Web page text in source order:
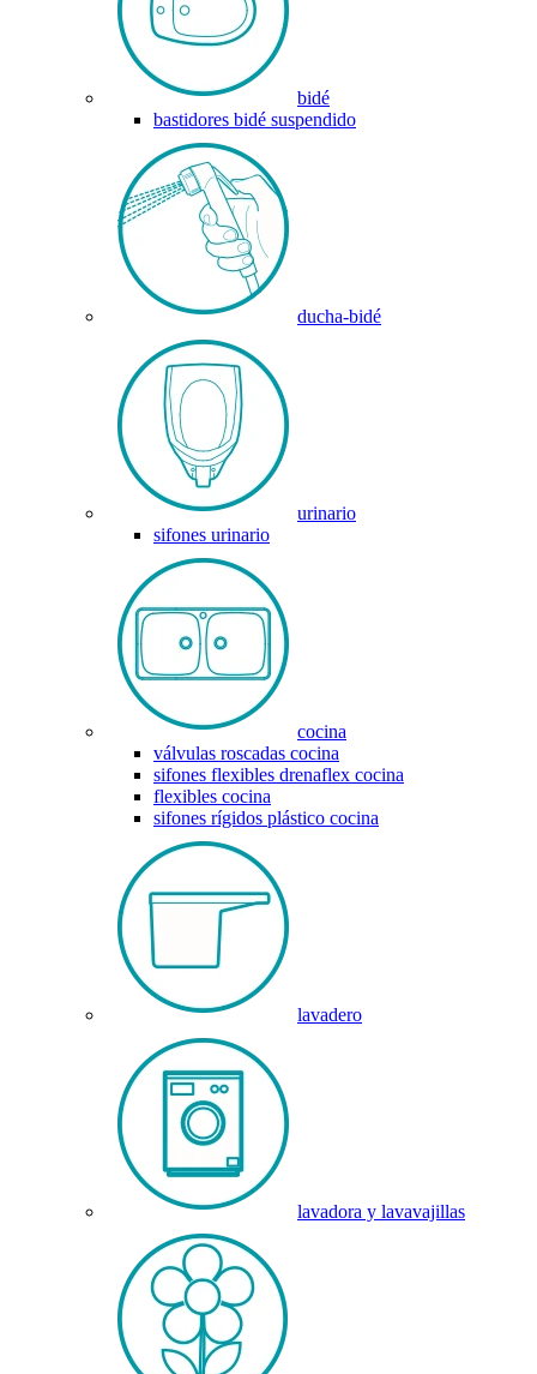
bidé
bastidores bidé suspendido
ducha-bidé
urinario
sifones urinario
cocina
válvulas roscadas cocina
sifones flexibles drenaflex cocina
flexibles cocina
sifones rígidos plástico cocina
lavadero
lavadora y lavavajillas